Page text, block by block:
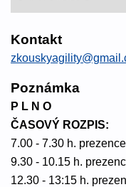
Kontakt
Poznámka
P L N O
ČASOVÝ ROZPIS:
7.00 - 7.30 h.
9.30 - 10.15 h.
12.30 - 13:15 h.